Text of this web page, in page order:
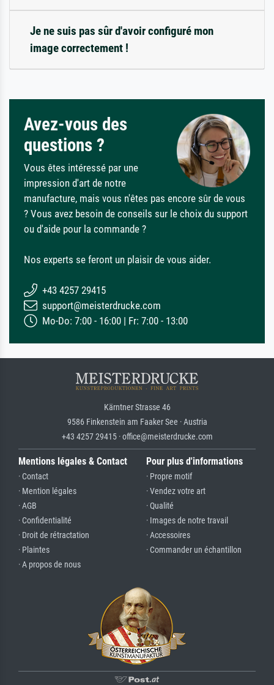
Je ne suis pas sûr d'avoir configuré mon
image correctement !
Avez-vous des
questions ?
Vous êtes intéressé par une
impression d'art de notre
manufacture, mais vous n'êtes pas encore sûr de vous
? Vous avez besoin de conseils sur le choix du support
ou d'aide pour la commande ?
Nos experts se feront un plaisir de vous aider.
+43 4257 29415
support@meisterdrucke.com
Mo-Do: 7:00 - 16:00 | Fr: 7:00 - 13:00
Kärntner Strasse 46
9586 Finkenstein am Faaker See · Austria
+43 4257 29415 · office@meisterdrucke.com
Mentions légales & Contact
· Contact
· Mention légales
· AGB
· Confidentialité
· Droit de rétractation
· Plaintes
· A propos de nous
Pour plus d'informations
· Propre motif
· Vendez votre art
· Qualité
· Images de notre travail
· Accessoires
· Commander un échantillon